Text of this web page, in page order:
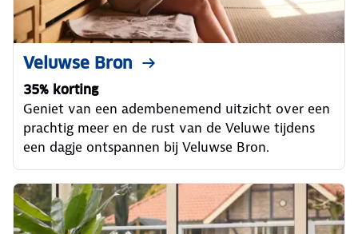
Veluwse Bron
35% korting
Geniet van een adembenemend uitzicht over een
prachtig meer en de rust van de Veluwe tijdens
een dagje ontspannen bij Veluwse Bron.